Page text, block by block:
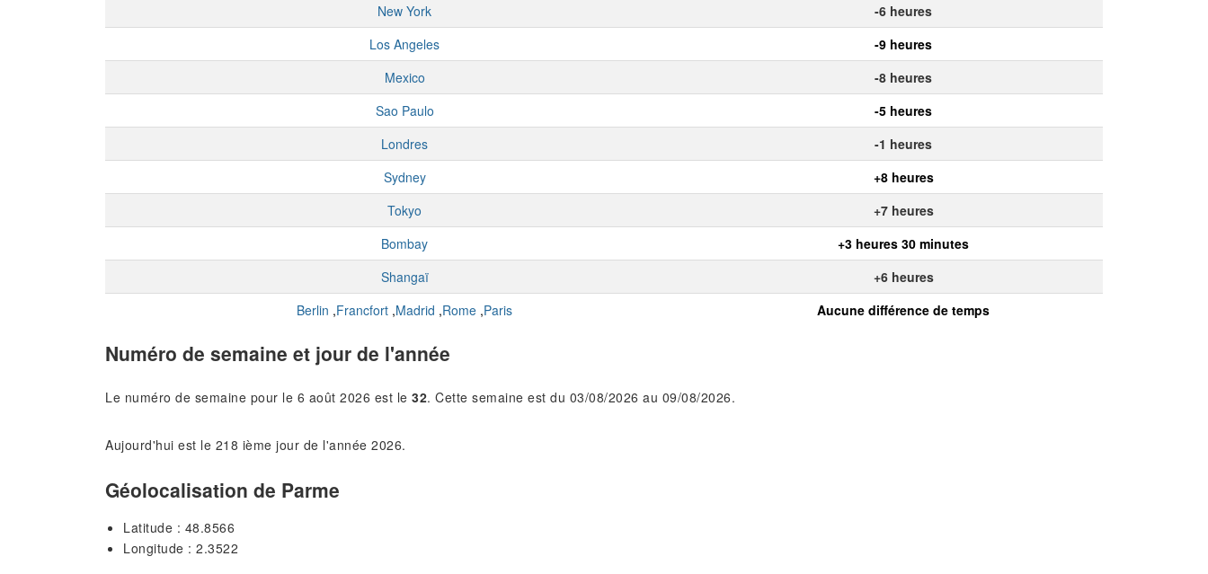
New York
-6 heures
Los Angeles
-9 heures
Mexico
-8 heures
Sao Paulo
-5 heures
Londres
-1 heures
Sydney
+8 heures
Tokyo
+7 heures
Bombay
+3 heures 30 minutes
Shangaï
+6 heures
Berlin ,Francfort ,Madrid ,Rome ,Paris Aucune différence de temps
Numéro de semaine et jour de l'année
Le numéro de semaine pour le 6 août 2026 est le 32. Cette semaine est du 03/08/2026 au 09/08/2026.
Aujourd'hui est le 218 ième jour de l'année 2026.
Géolocalisation de Parme
Latitude : 48.8566
Longitude : 2.3522